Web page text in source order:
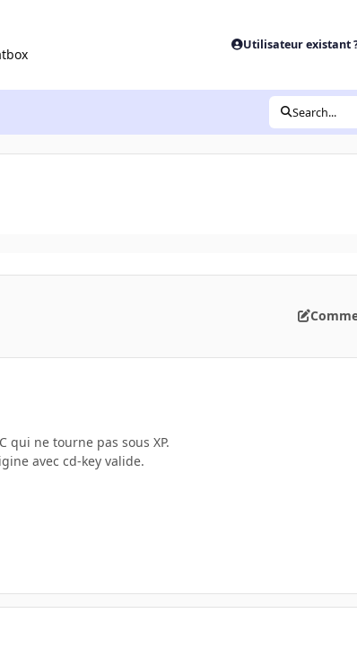
Utilisateur existant
Search...
qui ne tourne pas sous XP.
avec cd-key valide.